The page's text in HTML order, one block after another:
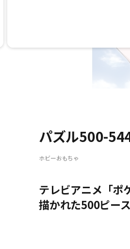
パズル500-
ホビーおもちゃ
テレビアニメ「ポ
描かれた500ピー